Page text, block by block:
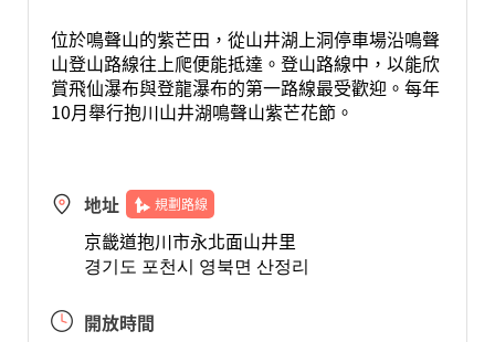
位於鳴聲山的紫芒田，從山井湖上洞停車場沿鳴聲
山登山路線往上爬便能抵達。登山路線中，以能欣
賞飛仙瀑布與登龍瀑布的第一路線最受歡迎。每年
10月舉行抱川山井湖鳴聲山紫芒花節。
地址 規劃路線
京畿道抱川市永北面山井里
경기도 포천시 영북면 산정리
開放時間